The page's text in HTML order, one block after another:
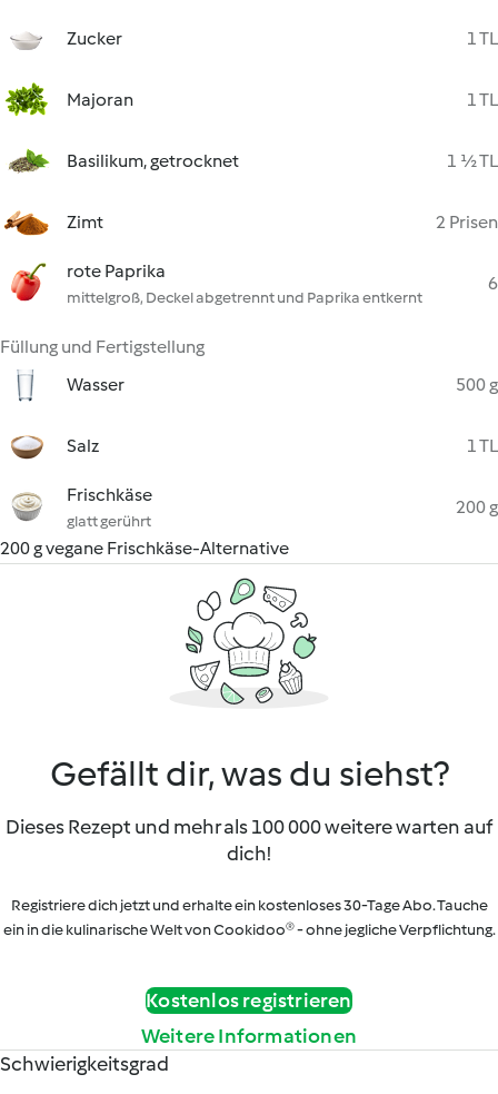
Zucker 1 TL
Majoran 1 TL
Basilikum, getrocknet 1 ½ TL
Zimt 2 Prisen
rote Paprika
mittelgroß, Deckel abgetrennt und Paprika entkernt
6
Füllung und Fertigstellung
Wasser
500 g
Salz 1 TL
Frischkäse
glatt gerührt
200 g
200 g vegane Frischkäse-Alternative
Gefällt dir, was du siehst?
Dieses Rezept und mehr als 100 000 weitere warten auf
dich!
Registriere dich jetzt und erhalte ein kostenloses 30-Tage Abo. Tauche
ein in die kulinarische Welt von Cookidoo® - ohne jegliche Verpflichtung.
Kostenlos registrieren
Weitere Informationen
Schwierigkeitsgrad